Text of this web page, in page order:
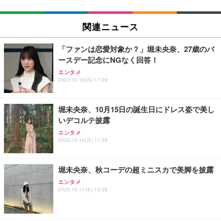
SIHOO B100 オフィスチェア／デスクチェア メッシ
ュチェア 人間工学 疲れない ブラック
￥27,999
Sezlife オフィスチェア デスクチェア 疲れない テレ
ワーク チェア 強化バックレスト 30度ロッキング機
能 人間工学 椅子 腰サポート 90度跳ね上げ式アーム
ョン PCチェア 通気性メッシュ ゲーミング/勉強/事
務用 おしゃれ パソコンチェア (ブラック)
Sezlife オフィスチェア デスクチェア 疲れない テレ
ワーク チェア 強化バックレスト 30度ロッキング機
能 人間工学 椅子 腰サポート 90度跳ね上げ式アーム
務用 おしゃれ パソコンチェア (ホワイト)
ANDWINT オフィスチェア デスクチェア 肘なし メ
ッシュ 通気性 ランバーサポート付き 腰サポート ガ
EIZO ビジネス向けプレミアムモニター | FlexScan
￥109,572
【純正品】27"ゲーミングモニター DualSense 充電
フック付き（CFI-ZDM1J）
【整備済み品】Dell E2724HS 27インチ 液晶モニタ
ー フルHD（1920×1080）VA 非光沢 HDMI/DisplayP
ort/VGA スピーカー内蔵 高さ調整 スイベル VESA対
【MiniLED/24.5inch/280Hz/FHD】GRAPHT THE S
HOOTER Gaming Monitor 24” Essential ゲーミン
Amazonベーシック ペットシーツ 厚型 ワイド 42枚
x2袋(84枚) ホワイト(吸収面:ライトブルー)
￥3,234
ネオ・ルーライフ ネオ・オムツ L 中型犬用 26枚入
り 単品
Smart Basic(スマートベーシック) 【Amazon.co.jp
限定】 Smart Basic アイリスオーヤマ ペットシーツ
超厚型 お徳用 ワイド 100枚入 (x 1) (ケース販売)
アイリスオーヤマ ペットシーツ 超厚型 お徳用 レギ
関連ニュース
「ファンは恋愛対象か？」堀未央奈、27歳のバ
ースデー記念にNGなく回答！
エンタメ
2023.10.16(月) 17:09
堀未央奈、10月15日の誕生日にドレス姿で美し
いデコルテ披露
エンタメ
2023.10.16(月) 11:29
堀未央奈、秋コーデの超ミニスカで美脚を披露
エンタメ
2023.10.11(水) 13:26